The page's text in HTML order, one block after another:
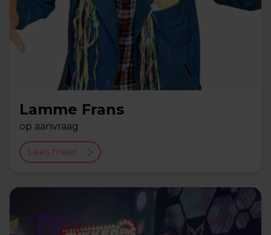
Lamme Frans
op aanvraag
Lees meer